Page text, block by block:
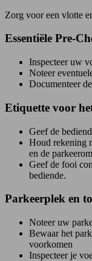
Zorg voor een vlotte
Essentiële Pre-
Inspecteer uw
Noteer
Documenteer
Etiquette voor
Geef de
Houd rekening
en de
Geef de fooi
bediende.
Parkeerplek en
Noteer uw
Bewaar het
voorkomen
Inspecteer je